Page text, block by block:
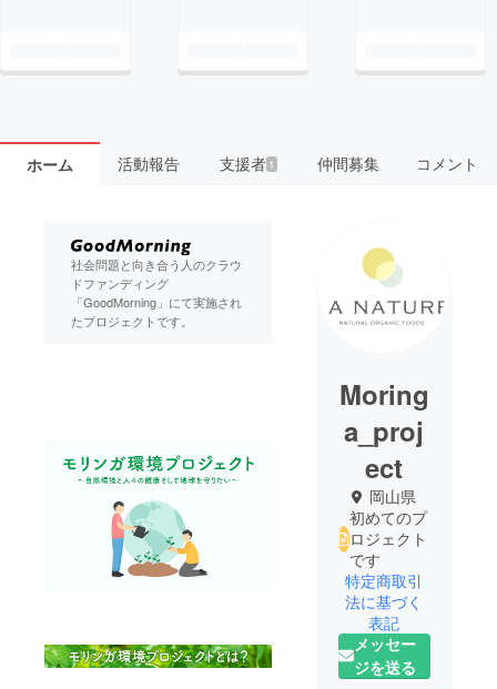
ホーム 活動報告 支援者 1 仲間募集 コメント
社会問題と向き合う人のクラウ
ドファンディング
「GoodMorning」にて実施され
たプロジェクトです。
Moring
a_proj
ect
岡山県
初めてのプ
ロジェクト
です
特定商取引
法に基づく
表記
メッセー
ジを送る